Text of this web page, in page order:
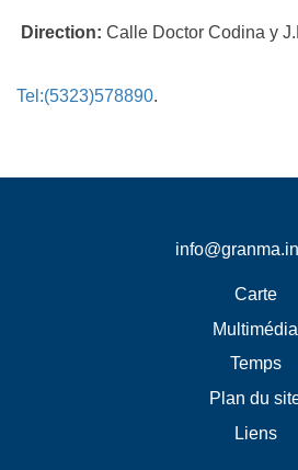
Direction: Calle Doctor Codina y
Tel:(5323)578890.
Carte
Multimédia
Temps
Plan du
Liens